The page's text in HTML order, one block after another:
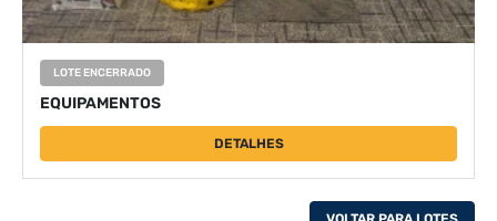
LOTE ENCERRADO
EQUIPAMENTOS
DETALHES